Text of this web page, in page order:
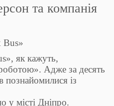
та компанія
Bus»
як кажуть,
Адже за десять
познайомилися із
у місті Дніпро.